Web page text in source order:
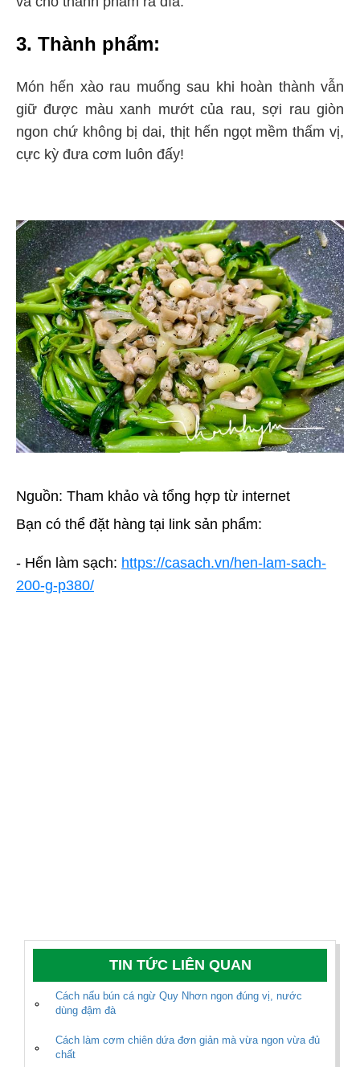
TIN TỨC LIÊN QUAN
Cách nấu bún cá ngừ Quy Nhơn ngon đúng vị, nước
dùng đậm đà
Cách làm cơm chiên dứa đơn giản mà vừa ngon vừa đủ
chất
3. Thành phẩm:
Món hến xào rau muống sau khi hoàn thành vẫn
giữ được màu xanh mướt của rau, sợi rau giòn
ngon chứ không bị dai, thịt hến ngọt mềm thấm vị,
cực kỳ đưa cơm luôn đấy!
Nguồn: Tham khảo và tổng hợp từ internet
Bạn có thể đặt hàng tại link sản phẩm:
- Hến làm sạch: https://casach.vn/hen-lam-sach-
200-g-p380/